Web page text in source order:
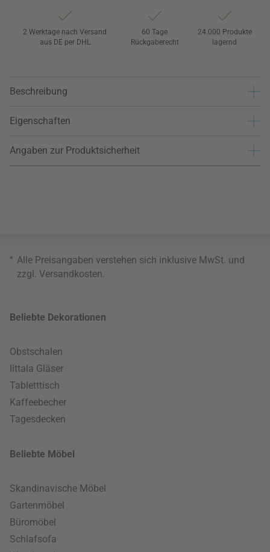
2 Werktage nach Versand
aus DE per DHL
60 Tage
Rückgaberecht
24.000 Produkte
lagernd
Beschreibung
Eigenschaften
Angaben zur Produktsicherheit
* Alle Preisangaben verstehen sich inklusive MwSt. und
zzgl. Versandkosten
Beliebte Dekorationen
Obstschalen
Iittala Gläser
Tabletttisch
Kaffeebecher
Tagesdecken
Beliebte Möbel
Skandinavische Möbel
Gartenmöbel
Büromöbel
Schlafsofa